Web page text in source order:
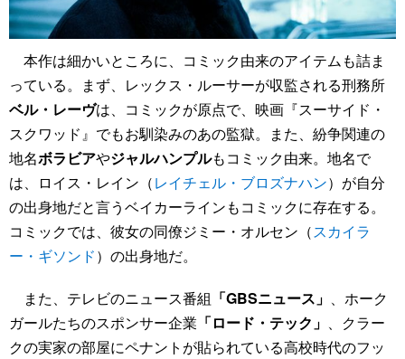
本作は細かいところに、コミック由来のアイテムも詰ま
っている。まず、レックス・ルーサーが収監される刑務所
ベル・レーヴは、コミックが原点で、映画『スーサイド・
スクワッド』でもお馴染みのあの監獄。また、紛争関連の
地名ボラビアやジャルハンプルもコミック由来。地名で
は、ロイス・レイン（レイチェル・ブロズナハン）が自分
の出身地だと言うベイカーラインもコミックに存在する。
コミックでは、彼女の同僚ジミー・オルセン（スカイラ
ー・ギソンド）の出身地だ。
また、テレビのニュース番組 「GBSニュース」 、ホーク
ガールたちのスポンサー企業 「ロード・テック」 、クラー
クの実家の部屋にペナントが貼られている高校時代のフッ